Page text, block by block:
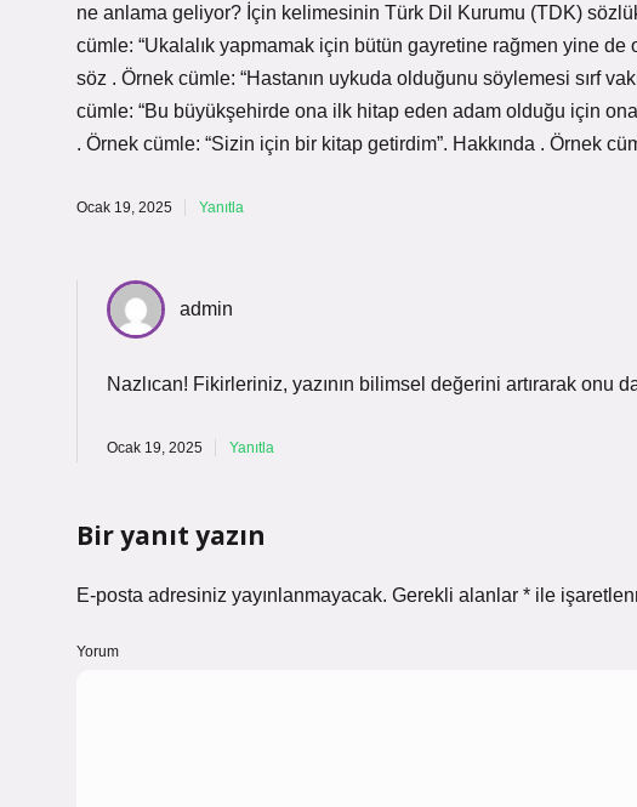
ne anlama geliyor? İçin kelimesinin Türk Dil Kurumu (TDK)
cümle: “Ukalalık yapmamak için bütün gayretine rağmen yine de
söz . Örnek cümle: “Hastanın uykuda olduğunu söylemesi sırf
cümle: “Bu büyükşehirde ona ilk hitap eden adam olduğu için
. Örnek cümle: “Sizin için bir kitap getirdim”. Hakkında . Örnek
Ocak 19, 2025 Yanıtla
admin
Nazlıcan! Fikirleriniz, yazının bilimsel değerini artırarak onu
Ocak 19, 2025 Yanıtla
Bir yanıt yazın
E-posta adresiniz yayınlanmayacak. Gerekli alanlar * ile
Yorum